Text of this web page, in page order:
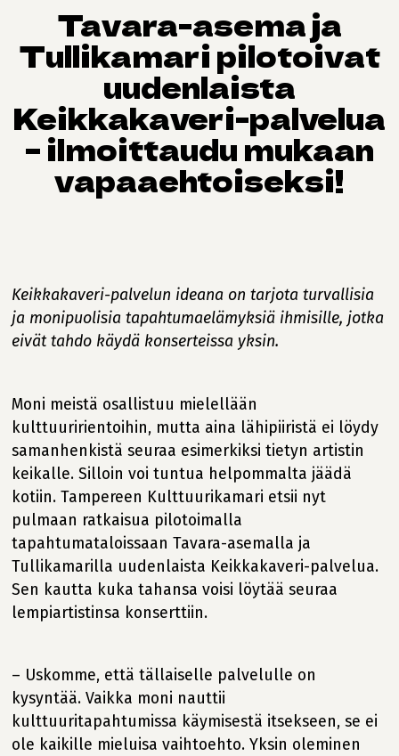
Tavara-asema ja
Tullikamari pilotoivat
uudenlaista
Keikkakaveri-palvelua
– ilmoittaudu mukaan
vapaaehtoiseksi!
Keikkakaveri-palvelun ideana on tarjota turvallisia
ja monipuolisia tapahtumaelämyksiä ihmisille, jotka
eivät tahdo käydä konserteissa yksin.
Moni meistä osallistuu mielellään
kulttuuririentoihin, mutta aina lähipiiristä ei löydy
samanhenkistä seuraa esimerkiksi tietyn artistin
keikalle. Silloin voi tuntua helpommalta jäädä
kotiin. Tampereen Kulttuurikamari etsii nyt
pulmaan ratkaisua pilotoimalla
tapahtumataloissaan Tavara-asemalla ja
Tullikamarilla uudenlaista Keikkakaveri-palvelua.
Sen kautta kuka tahansa voisi löytää seuraa
lempiartistinsa konserttiin.
– Uskomme, että tällaiselle palvelulle on
kysyntää. Vaikka moni nauttii
kulttuuritapahtumissa käymisestä itsekseen, se ei
ole kaikille mieluisa vaihtoehto. Yksin oleminen